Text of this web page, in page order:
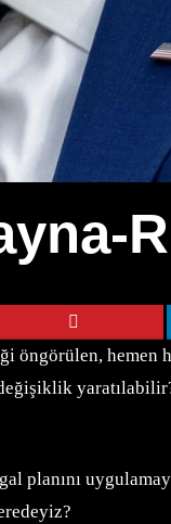
öngörülen,
planını